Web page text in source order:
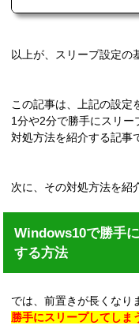
以上が、スリープ設定の
この記事は、上記の設定
1分や2分で勝手にスリ
対処方法を紹介する記事
次に、その対処方法を紹
Windows10で勝手
する方法
では、前置きが長くなり
勝手にスリープしてしま